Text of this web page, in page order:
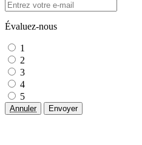
Évaluez-nous
1
2
3
4
5
Annuler Envoyer